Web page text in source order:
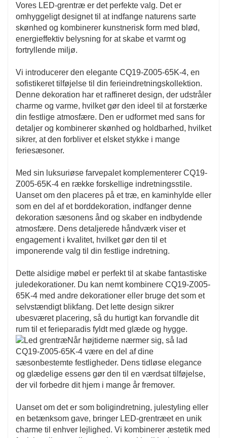
Vores LED-grentræ er det perfekte valg. Det er
omhyggeligt designet til at indfange naturens sarte
skønhed og kombinerer kunstnerisk form med blød,
energieffektiv belysning for at skabe et varmt og
fortryllende miljø.
Vi introducerer den elegante CQ19-Z005-65K-4, en
sofistikeret tilføjelse til din ferieindretningskollektion.
Denne dekoration har et raffineret design, der udstråler
charme og varme, hvilket gør den ideel til at forstærke
din festlige atmosfære. Den er udformet med sans for
detaljer og kombinerer skønhed og holdbarhed, hvilket
sikrer, at den forbliver et elsket stykke i mange
feriesæsoner.
Med sin luksuriøse farvepalet komplementerer CQ19-
Z005-65K-4 en række forskellige indretningsstile.
Uanset om den placeres på et træ, en kaminhylde eller
som en del af et borddekoration, indfanger denne
dekoration sæsonens ånd og skaber en indbydende
atmosfære. Dens detaljerede håndværk viser et
engagement i kvalitet, hvilket gør den til et
imponerende valg til din festlige indretning.
Dette alsidige møbel er perfekt til at skabe fantastiske
juledekorationer. Du kan nemt kombinere CQ19-Z005-
65K-4 med andre dekorationer eller bruge det som et
selvstændigt blikfang. Det lette design sikrer
ubesværet placering, så du hurtigt kan forvandle dit
rum til et ferieparadis fyldt med glæde og hygge.
Når højtiderne nærmer sig, så lad
CQ19-Z005-65K-4 være en del af dine
sæsonbestemte festligheder. Dens tidløse elegance
og glædelige essens gør den til en værdsat tilføjelse,
der vil forbedre dit hjem i mange år fremover.
Uanset om det er som boligindretning, julestyling eller
en betænksom gave, bringer LED-grentræet en unik
charme til enhver lejlighed. Vi kombinerer æstetik med